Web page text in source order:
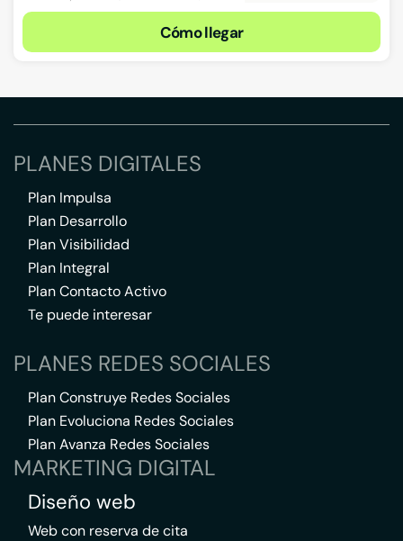
Cómo llegar
PLANES DIGITALES
Plan Impulsa
Plan Desarrollo
Plan Visibilidad
Plan Integral
Plan Contacto Activo
Te puede interesar
PLANES REDES SOCIALES
Plan Construye Redes Sociales
Plan Evoluciona Redes Sociales
Plan Avanza Redes Sociales
MARKETING DIGITAL
Diseño web
Web con reserva de cita